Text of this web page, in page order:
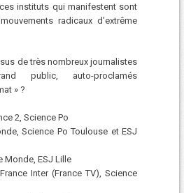
instituts qui manifestent sont
radicaux d’extrême
de très nombreux journalistes
public, auto-proclamés
» ?
2, Science Po
Science Po Toulouse et ESJ
Monde, ESJ Lille
Inter (France TV), Science